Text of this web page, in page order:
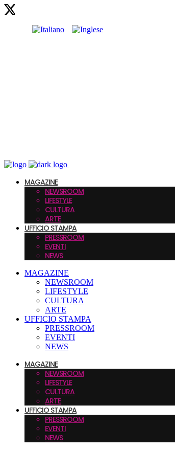
MAGAZINE
NEWSROOM
LIFESTYLE
CULTURA
ARTE
UFFICIO STAMPA
PRESSROOM
EVENTI
NEWS
MAGAZINE
NEWSROOM
LIFESTYLE
CULTURA
ARTE
UFFICIO STAMPA
PRESSROOM
EVENTI
NEWS
MAGAZINE
NEWSROOM
LIFESTYLE
CULTURA
ARTE
UFFICIO STAMPA
PRESSROOM
EVENTI
NEWS